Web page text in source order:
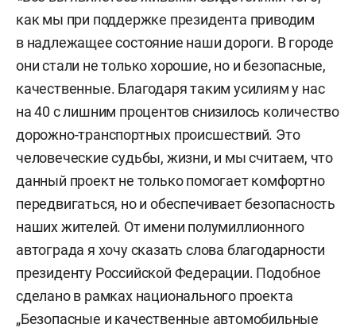
как мы при поддержке президента приводим
в надлежащее состояние наши дороги. В городе
они стали не только хорошие, но и безопасные,
качественные. Благодаря таким усилиям у нас
на 40 с лишним процентов снизилось количество
дорожно-транспортных происшествий. Это
человеческие судьбы, жизни, и мы считаем, что
данный проект не только помогает комфортно
передвигаться, но и обеспечивает безопасность
наших жителей. От имени полумиллионного
автограда я хочу сказать слова благодарности
президенту Российской Федерации. Подобное
сделано в рамках национального проекта
„Безопасные и качественные автомобильные